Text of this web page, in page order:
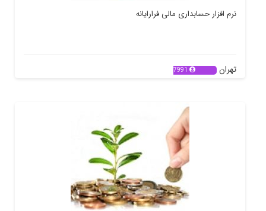
نرم افزار حسابداری مالی فرارایانه
تهران 7991